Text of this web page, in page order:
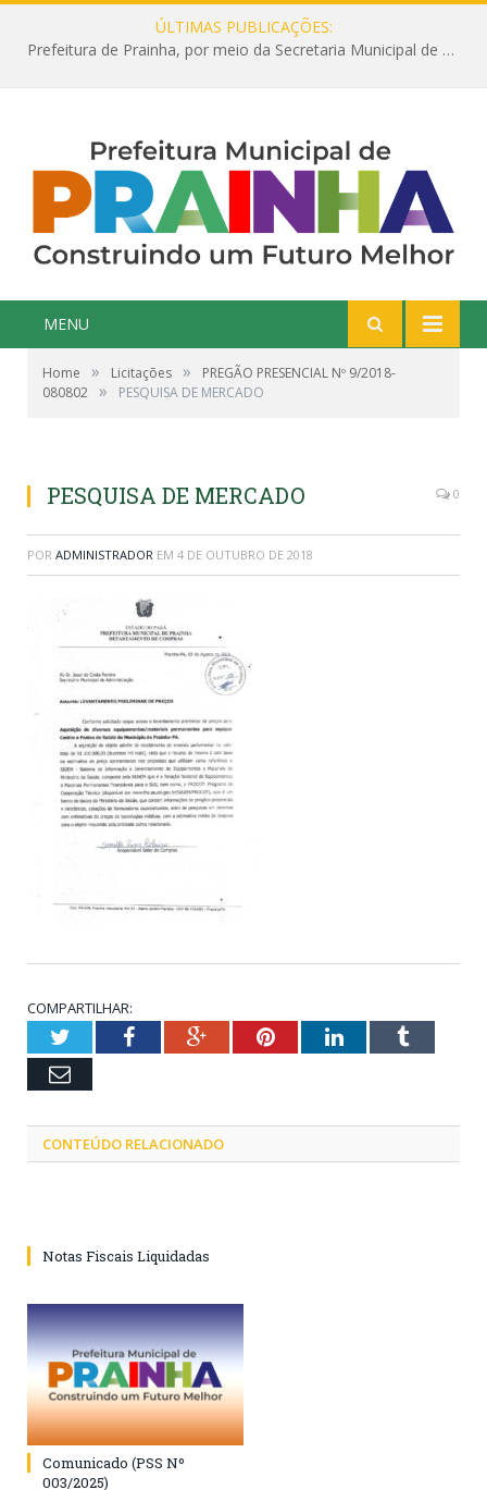
ÚLTIMAS PUBLICAÇÕES:
Prefeitura de Prainha, por meio da Secretaria Municipal de Educação, abre 354 vagas na área da Educação para 2025 com processo seletivo simplificado
MENU
Home » Licitações »
PREGÃO PRESENCIAL Nº 9/2018-
080802 » PESQUISA DE MERCADO
PESQUISA DE MERCADO 0
POR ADMINISTRADOR EM 4 DE OUTUBRO DE 2018
COMPARTILHAR:
TwitterFacebookGoogle+PinterestLinkedInTumblr
Email
CONTEÚDO RELACIONADO
Notas Fiscais Liquidadas
Comunicado (PSS Nº
003/2025)